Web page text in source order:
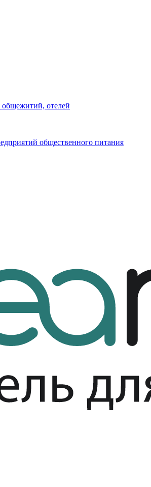
отелей
общественного питания